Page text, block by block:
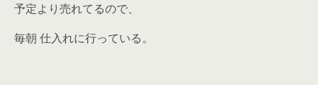
予定より売れてるので、
毎朝 仕入れに行っている。